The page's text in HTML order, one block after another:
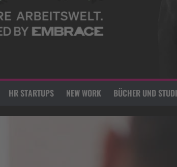
HR STARTUPS NEW WORK BÜCHER UND